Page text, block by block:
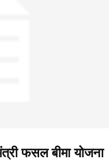
फसल बीमा योजना